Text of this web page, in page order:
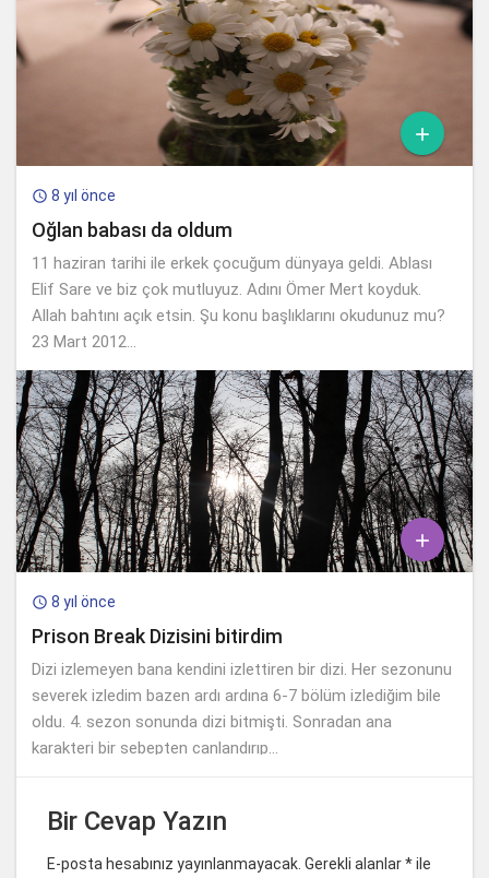

 8 yıl önce
Oğlan babası da oldum
11 haziran tarihi ile erkek çocuğum dünyaya geldi. Ablası
Elif Sare ve biz çok mutluyuz. Adını Ömer Mert koyduk.
Allah bahtını açık etsin. Şu konu başlıklarını okudunuz mu?
23 Mart 2012...

 8 yıl önce
Prison Break Dizisini bitirdim
Dizi izlemeyen bana kendini izlettiren bir dizi. Her sezonunu
severek izledim bazen ardı ardına 6-7 bölüm izlediğim bile
oldu. 4. sezon sonunda dizi bitmişti. Sonradan ana
karakteri bir sebepten canlandırıp...
Bir Cevap Yazın
E-posta hesabınız yayınlanmayacak. Gerekli alanlar*ile